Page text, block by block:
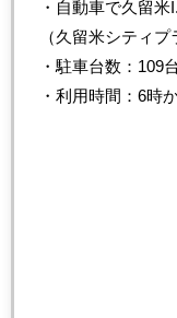
・自動車で久留
（久留米シティプ
・駐車台数：109
・利用時間：6時